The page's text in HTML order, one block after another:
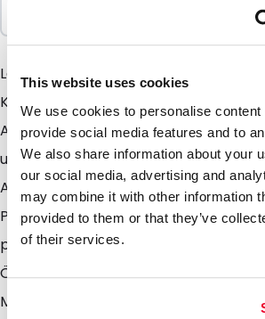
This website uses cookies
We use cookies to personalise content
provide social media features and to
We also share information about your
our social media, advertising and
may combine it with other information
provided to them or that they’ve
of their services.
LamiZip Kraftpapier mit Fenster
Kraftpapier Beutel ist mit seiner
Ausstrahlung und seinem Fenster
unserem Sortiment. Durch seine
Ausstrahlung und Dank des Fenster
Produkt optimal in diesem
präsentieren. Da er mit einem
Öffnung versehen ist er
Möchten Sie den Beutel endgültig